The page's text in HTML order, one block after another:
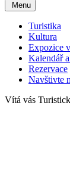
Menu
Turistika
Kultura
Expozice
Kalendář
Rezervace
Navštivte
Vítá vás